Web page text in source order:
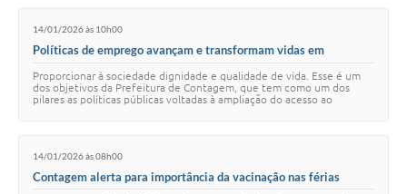
14/01/2026 às 10h00
Políticas de emprego avançam e transformam vidas em
Proporcionar à sociedade dignidade e qualidade de vida. Esse é um
dos objetivos da Prefeitura de Contagem, que tem como um dos
pilares as políticas públicas voltadas à ampliação do acesso ao
14/01/2026 às 08h00
Contagem alerta para importância da vacinação nas férias